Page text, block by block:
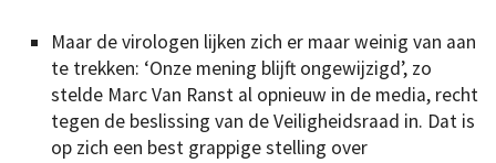
Maar de virologen lijken zich er maar weinig van aan
te trekken: ‘Onze mening blijft ongewijzigd’, zo
stelde Marc Van Ranst al opnieuw in de media, recht
tegen de beslissing van de Veiligheidsraad in. Dat is
op zich een best grappige stelling over